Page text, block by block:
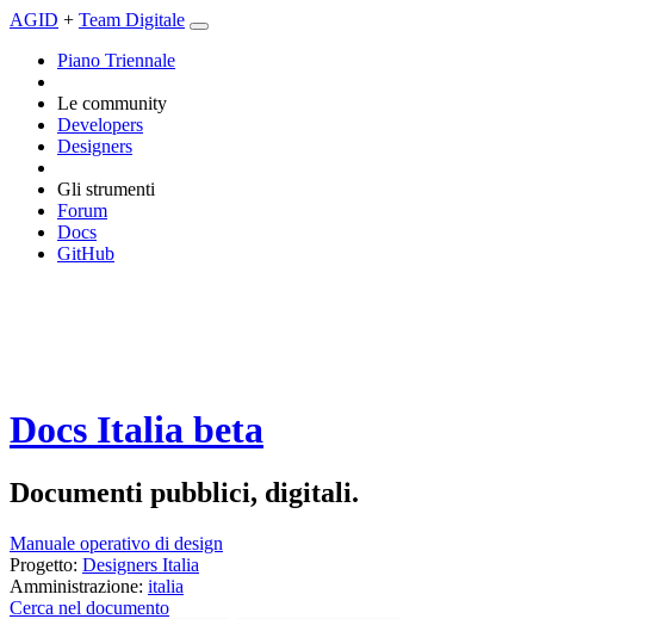
AGID + Team Digitale
Piano Triennale
Le community
Developers
Designers
Gli strumenti
Forum
Docs
GitHub
Docs Italia beta
Documenti pubblici, digitali.
Manuale operativo di design
Progetto: Designers Italia
Amministrazione: italia
Cerca nel documento